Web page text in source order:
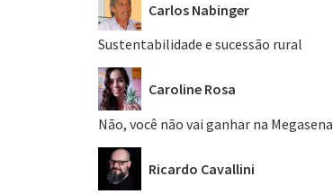
Carlos Nabinger
Sustentabilidade e sucessão rural
Caroline Rosa
Não, você não vai ganhar na Megasena
Ricardo Cavallini